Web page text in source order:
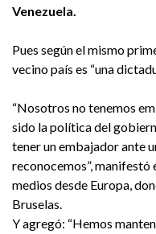
Venezuela.
Pues según el mismo
vecino país es “una
“Nosotros no tenemos
sido la política del
tener un embajador ante
reconocemos”, manifestó
medios desde Europa,
Bruselas.
Y agregó: “Hemos